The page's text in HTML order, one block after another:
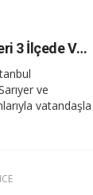
AK Parti İstanbul Milletvekilleri 3 İlçede Vatandaşla Buluştu
ve
vatandaşla